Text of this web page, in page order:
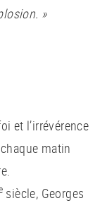
»
et l’irrévérence
matin
siècle, Georges